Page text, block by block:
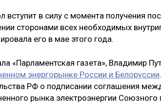
вступит в силу с момента получения
сторонами всех необходимых
его в мае этого года.
«Парламентская газета», Владимир
энергорынке России и Белоруссии
РФ о подписании соглашения
рынка электроэнергии Союзного